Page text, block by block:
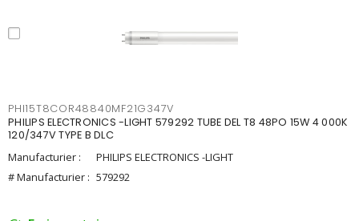
PHI15T8COR48840MF21G347V
PHILIPS ELECTRONICS -LIGHT 579292 TUBE DEL T8 48PO 15W 4 000K
120/347V TYPE B DLC
Manufacturier :
PHILIPS ELECTRONICS -LIGHT
# Manufacturier : 579292